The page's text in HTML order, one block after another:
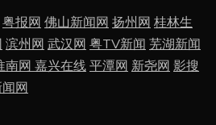
粤报网 佛山新闻网 扬州网 桂林生
滨州网 武汉网 粤TV新闻 芜湖新闻
南网 嘉兴在线 平潭网 新尧网 影搜
网